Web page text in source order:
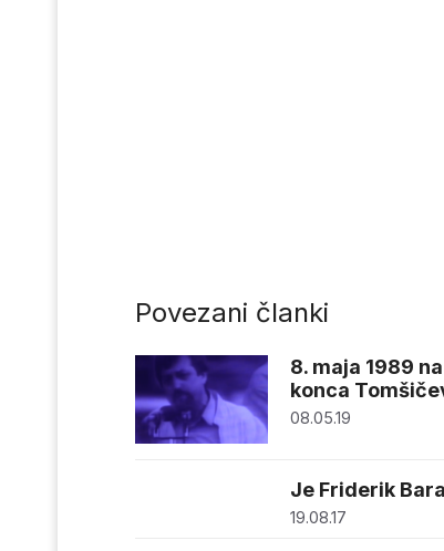
Povezani članki
8. maja 1989
konca
08.05.19
Je Friderik
19.08.17